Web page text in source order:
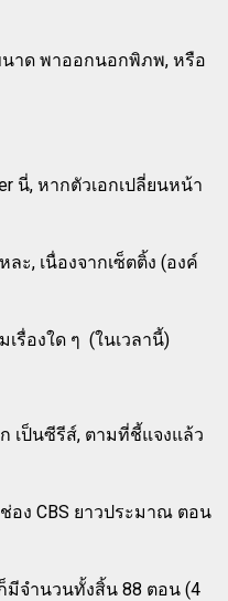
นาด พาออกนอกพิภพ, หรือ
นี่, หากตัวเอกเปลี่ยนหน้า
ะ, เนื่องจากเซ็ตติ้ง (องค์
รื่องใด ๆ (ในเวลานี้)
เป็นซีรีส์, ตามที่ชี้แจงแล้ว
อง CBS ยาวประมาณ ตอน
มีจำนวนทั้งสิ้น 88 ตอน (4